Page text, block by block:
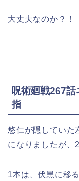
大丈夫なのか？！
呪術廻戦267
指
悠仁が隠していた
になりましたが、
1本は、伏黒に移